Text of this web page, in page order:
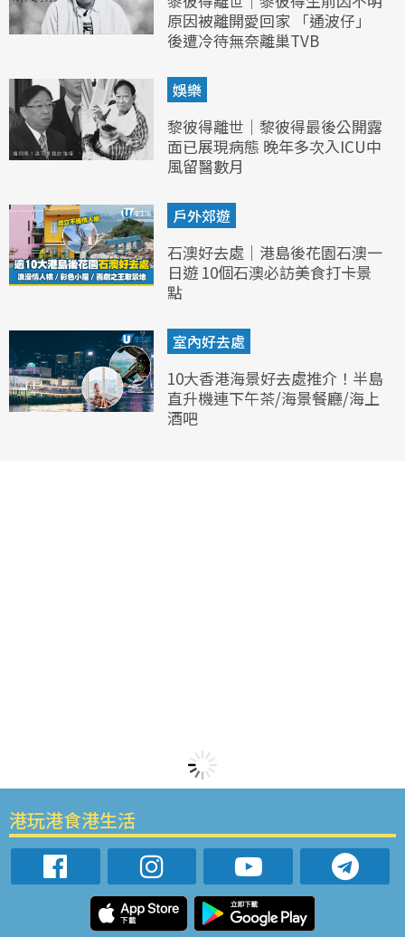
原因被離開愛回家 「通波仔」
後遭冷待無奈離巢TVB
娛樂
黎彼得離世｜黎彼得最後公開露
面已展現病態 晚年多次入ICU中
風留醫數月
戶外郊遊
石澳好去處｜港島後花園石澳一
日遊 10個石澳必訪美食打卡景
點
室內好去處
10大香港海景好去處推介！半島
直升機連下午茶/海景餐廳/海上
酒吧
港玩港食港生活